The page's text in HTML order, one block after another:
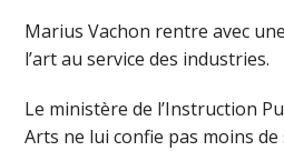
Marius Vachon rentre avec
l’art au service des industries.
Le ministère de l’Instruction
Arts ne lui confie pas moins de